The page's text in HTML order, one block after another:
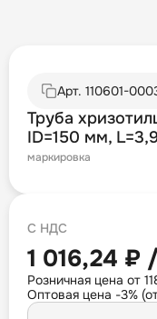
Арт. 110601-
Труба
ID=150 мм,
маркировка
С НДС
1 016,24 ₽
Розничная цена от
Оптовая цена -3%